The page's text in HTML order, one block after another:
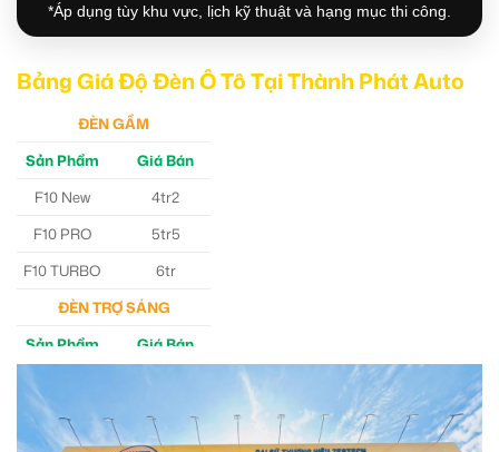
*Áp dụng tùy khu vực, lịch kỹ thuật và hạng mục thi công.
Bảng Giá Độ Đèn Ô Tô Tại Thành Phát Auto
ĐÈN GẦM
Sản Phẩm
Giá Bán
F10 New
4tr2
F10 PRO
5tr5
F10 TURBO
6tr
ĐÈN TRỢ SÁNG
Sản Phẩm
Giá Bán
M30 Ultra
Aozoom EX3
5tr